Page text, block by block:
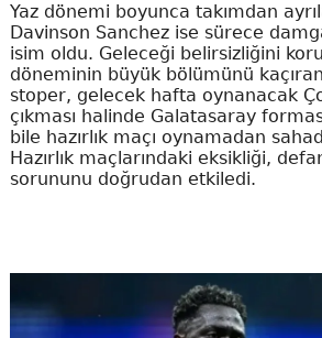
Yaz dönemi boyunca takımdan
Davinson Sanchez ise sürece
isim oldu. Geleceği belirsizliğini
döneminin büyük bölümünü
stoper, gelecek hafta oynanacak
çıkması halinde Galatasaray
bile hazırlık maçı oynamadan
Hazırlık maçlarındaki eksikliği,
sorununu doğrudan etkiledi.